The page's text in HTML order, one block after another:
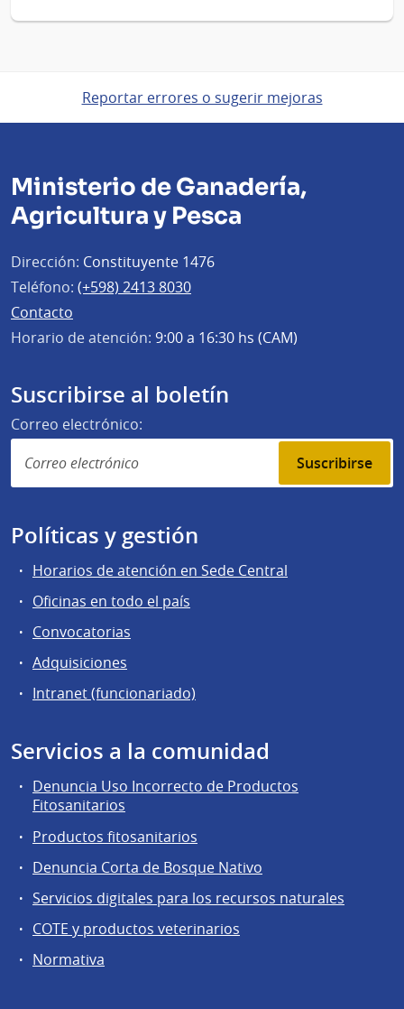
Reportar errores o sugerir mejoras
Ministerio de Ganadería,
Agricultura y Pesca
Dirección: Constituyente 1476
Teléfono: (+598) 2413 8030
Contacto
Horario de atención: 9:00 a 16:30 hs (CAM)
Suscribirse al boletín
Correo electrónico:
Suscribirse
Políticas y gestión
Horarios de atención en Sede Central
Oficinas en todo el país
Convocatorias
Adquisiciones
Intranet (funcionariado)
Servicios a la comunidad
Denuncia Uso Incorrecto de Productos
Fitosanitarios
Productos fitosanitarios
Denuncia Corta de Bosque Nativo
Servicios digitales para los recursos naturales
COTE y productos veterinarios
Normativa